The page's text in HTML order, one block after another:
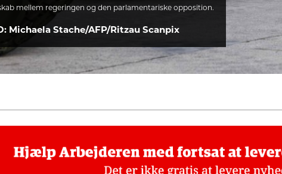
mellem regeringen og den parlamentariske opposition.
Michaela Stache/AFP/Ritzau Scanpix